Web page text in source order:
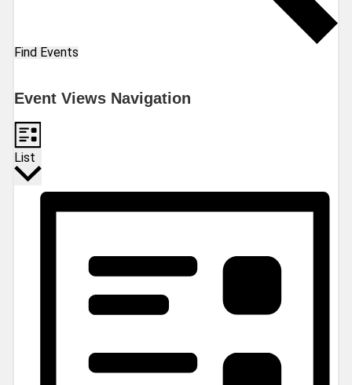
Find Events
Event Views Navigation
List